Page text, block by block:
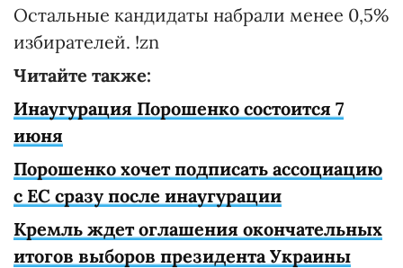
Остальные кандидаты набрали менее 0,5%
избирателей. !zn
Читайте также:
Инаугурация Порошенко состоится 7
июня
Порошенко хочет подписать ассоциацию
с ЕС сразу после инаугурации
Кремль ждет оглашения окончательных
итогов выборов президента Украины